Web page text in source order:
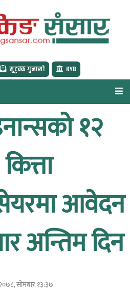
सुटुक्क गुनासो KYB
१२
आवेदन
अन्तिम दिन
सोमबार १३:३७